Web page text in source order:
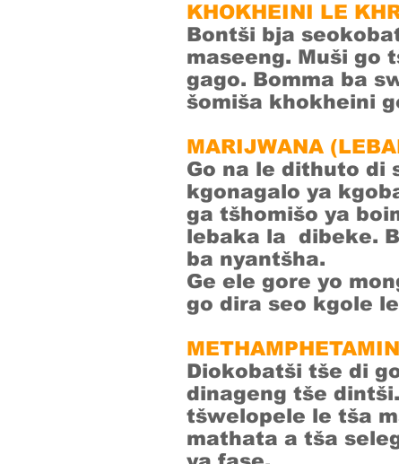
KHOKHEINI LE
Bontši bja
maseeng. Muši go
gago. Bomma ba
šomiša khokheini
MARIJWANA
Go na le dithuto di
kgonagalo ya
ga tšhomišo ya
lebaka la dibeke.
ba nyantšha.
Ge ele gore yo
go dira seo kgole
Diokobatši tše di
dinageng tše
tšwelopele le tša
mathata a tša